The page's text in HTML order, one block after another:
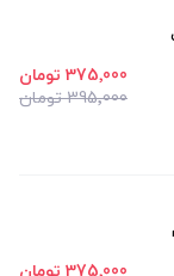
395٬000 تومان
375٬000 تومان